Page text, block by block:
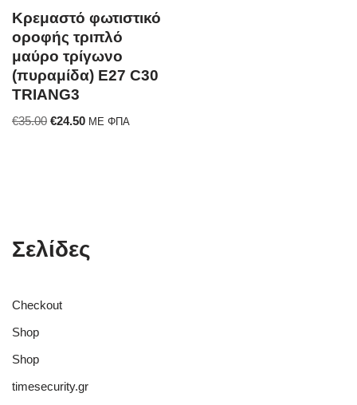
Κρεμαστό φωτιστικό
οροφής τριπλό
μαύρο τρίγωνο
(πυραμίδα) E27 C30
TRIANG3
€35.00 €24.50 ΜΕ ΦΠΑ
Σελίδες
Checkout
Shop
Shop
timesecurity.gr